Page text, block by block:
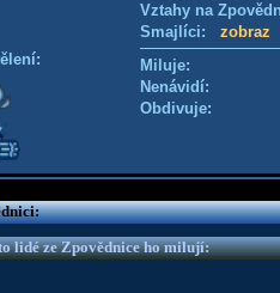
Vztahy na
Smajlíci: zobraz
Miluje:
Nenávidí:
Obdivuje:
lidé ze Zpovědnice ho milují: